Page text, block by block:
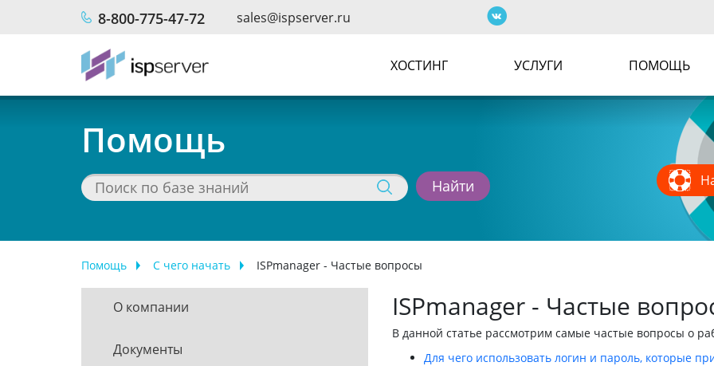
Перейти к основному содержанию
8-800-775-47-72 sales@ispserver.ru
ХОСТИНГ УСЛУГИ ПОМОЩЬ
Помощь
Помощь С чего начать ISPmanager - Частые вопросы
О компании
Документы
ISPmanager - Частые
В данной статье рассмотрим самые частые вопросы о
Для чего использовать логин и пароль, которые